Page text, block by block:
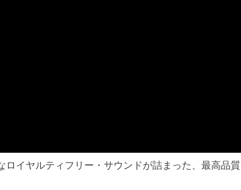
イヤルティフリー・サウンドが詰まった、最高品質